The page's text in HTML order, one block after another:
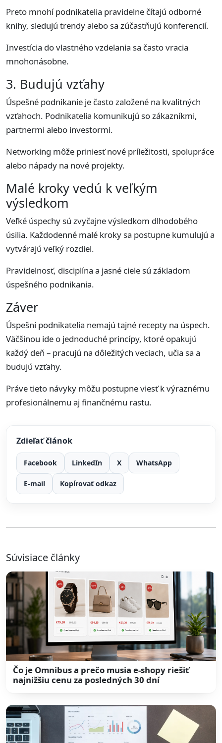
Preto mnohí podnikatelia pravidelne čítajú odborné
knihy, sledujú trendy alebo sa zúčastňujú konferencií.
Investícia do vlastného vzdelania sa často vracia
mnohonásobne.
3. Budujú vzťahy
Úspešné podnikanie je často založené na kvalitných
vzťahoch. Podnikatelia komunikujú so zákazníkmi,
partnermi alebo investormi.
Networking môže priniesť nové príležitosti, spolupráce
alebo nápady na nové projekty.
Malé kroky vedú k veľkým
výsledkom
Veľké úspechy sú zvyčajne výsledkom dlhodobého
úsilia. Každodenné malé kroky sa postupne kumulujú a
vytvárajú veľký rozdiel.
Pravidelnosť, disciplína a jasné ciele sú základom
úspešného podnikania.
Záver
Úspešní podnikatelia nemajú tajné recepty na úspech.
Väčšinou ide o jednoduché princípy, ktoré opakujú
každý deň – pracujú na dôležitých veciach, učia sa a
budujú vzťahy.
Práve tieto návyky môžu postupne viesť k výraznému
profesionálnemu aj finančnému rastu.
Zdieľať článok
Facebook LinkedIn X WhatsApp
E-mail Kopírovať odkaz
Súvisiace články
Čo je Omnibus a prečo musia e-shopy riešiť
najnižšiu cenu za posledných 30 dní